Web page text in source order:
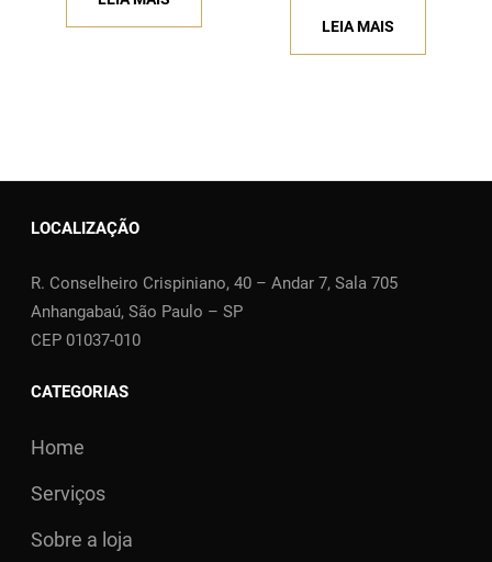
LEIA MAIS
LOCALIZAÇÃO
R. Conselheiro Crispiniano, 40 – Andar 7, Sala 705
Anhangabaú, São Paulo – SP
CEP 01037-010
CATEGORIAS
Home
Serviços
Sobre a loja